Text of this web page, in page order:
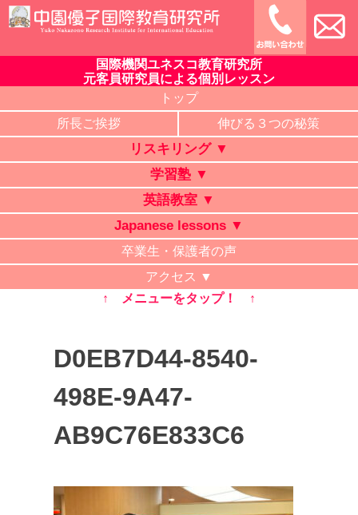
Skip
to
中園優子国際教育研究所
公式ホームページ、熊本県の山鹿・菊池・合志・植木で大評判
の英語教室・学習塾・日本語教室・タイ語教室・リスキリング
研修。中学・高校・大学受験に有利な英語を中心に「合格請負
人」と評判の講師が個別レッスン。ビジネス英語、企業研修。
オンライン授業、出張講義、家庭教師も対応。
国際機関ユネスコ教育研究所
元客員研究員による個別レッスン
トップ
所長ご挨拶
伸びる３つの秘策
リスキリング ▼
学習塾 ▼
英語教室 ▼
Japanese lessons ▼
卒業生・保護者の声
アクセス ▼
↑ メニューをタップ！ ↑
D0EB7D44-8540-
498E-9A47-
AB9C76E833C6